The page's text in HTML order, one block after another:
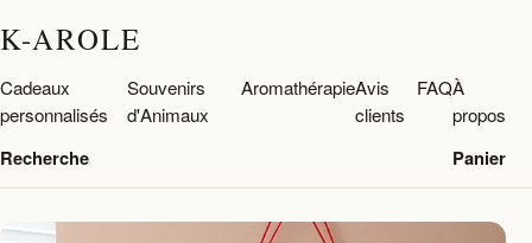
K-AROLE
Cadeaux
personnalisés
Souvenirs
d'Animaux
AromathérapieAvis
clients
FAQÀ
propos
Recherche Panier